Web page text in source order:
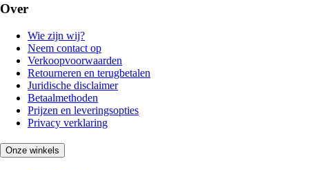
Over
Wie zijn wij?
Neem contact op
Verkoopvoorwaarden
Retourneren en terugbetalen
Juridische disclaimer
Betaalmethoden
Prijzen en leveringsopties
Privacy verklaring
Onze winkels